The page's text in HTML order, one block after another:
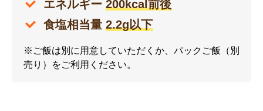
エネルギー 200kcal前後
食塩相当量 2.2g以下
※ご飯は別に用意していただくか、パックご飯（別
売り）をご利用ください。